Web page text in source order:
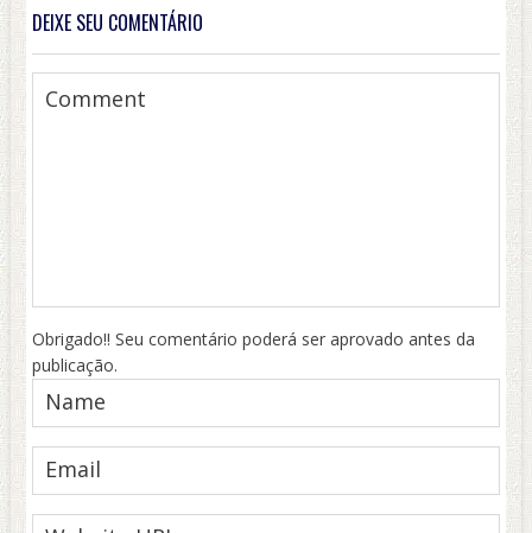
DEIXE SEU COMENTÁRIO
Obrigado!! Seu comentário poderá ser aprovado antes da
publicação.